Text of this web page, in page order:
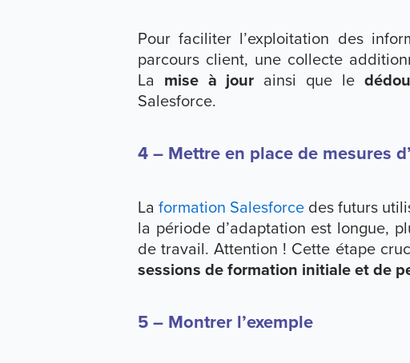
Pour faciliter l’exploitation des
parcours client, une collecte
La mise à jour ainsi que le
Salesforce.
4 – Mettre en place de mesures
La formation Salesforce des futurs
la période d’adaptation est longue,
de travail. Attention ! Cette étape
sessions de formation initiale et de
5 – Montrer l’exemple